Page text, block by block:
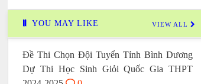
YOU MAY LIKE VIEW ALL
Đề Thi Chọn Đội Tuyển Tỉnh Bình Dương
Dự Thi Học Sinh Giỏi Quốc Gia THPT